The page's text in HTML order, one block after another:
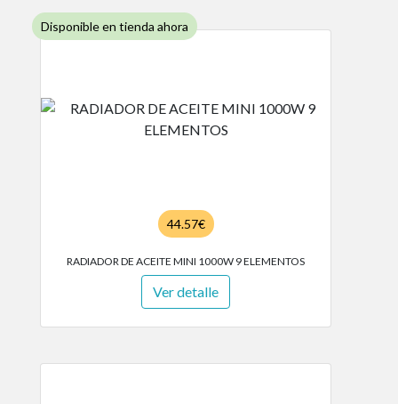
Disponible en tienda ahora
44.57€
RADIADOR DE ACEITE MINI 1000W 9 ELEMENTOS
Ver detalle